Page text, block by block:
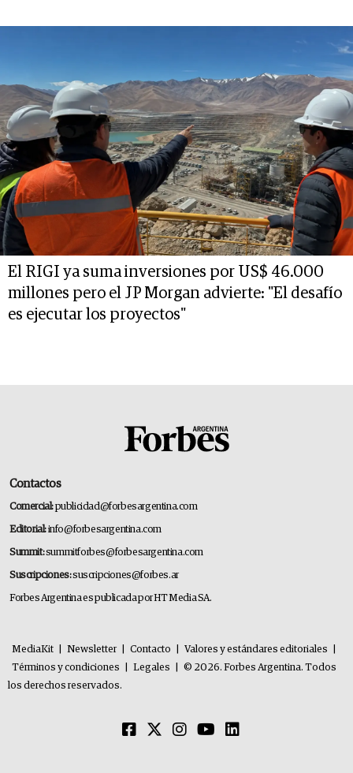
El RIGI ya suma inversiones por US$ 46.000
millones pero el JP Morgan advierte: "El desafío
es ejecutar los proyectos"
Contactos
Comercial:publicidad@forbesargentina.com
Editorial:info@forbesargentina.com
Summit:summitforbes@forbesargentina.com
Suscripciones:suscripciones@forbes.ar
Forbes Argentina es publicada por HT Media SA.
MediaKit Newsletter Contacto Valores y estándares editoriales
Términos y condiciones
Legales
© 2026. Forbes Argentina. Todos
los derechos reservados.